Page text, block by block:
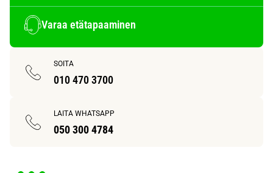
Varaa etätapaaminen
SOITA
010 470 3700
LAITA WHATSAPP
050 300 4784